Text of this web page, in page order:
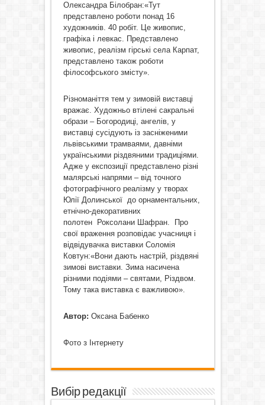
Олександра Білобран:«Тут
представлено роботи понад 16
художників. 40 робіт. Це живопис,
графіка і левкас. Представлено
живопис, реалізм гірські села Карпат,
представлено також роботи
філософського змісту».
Різноманіття тем у зимовій виставці
вражає. Художньо втілені сакральні
образи – Богородиці, ангелів, у
виставці сусідують із засніженими
львівськими трамваями, давніми
українськими різдвяними традиціями.
Адже у експозиції представлено різні
малярські напрями – від точного
фотографічного реалізму у творах
Юлії Долинської до орнаментальних,
етнічно-декоративних
полотен Роксолани Шафран. Про
свої враження розповідає учасниця і
відвідувачка виставки Соломія
Ковтун:«Вони дають настрій, різдвяні
зимові виставки. Зима насичена
різними подіями – святами, Різдвом.
Тому така виставка є важливою».
Автор: Оксана Бабенко
Фото з Інтернету
Вибір редакції